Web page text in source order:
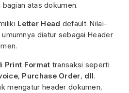
atas dokumen.
Letter Head default. Nilai-
diatur sebagai Header
Print Format transaksi seperti
, Purchase Order, dll.
mengatur header dokumen,